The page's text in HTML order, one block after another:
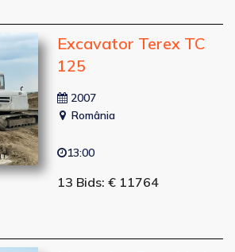
Excavator Terex TC
125
2007
România
13:00
13 Bids: € 11764